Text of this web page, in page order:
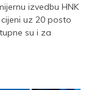
izvedbu HNK
uz 20 posto
su i za